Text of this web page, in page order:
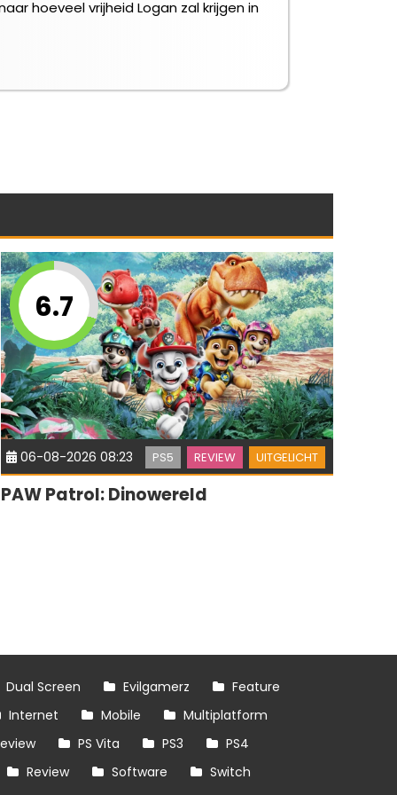
hoeveel vrijheid Logan zal krijgen in
6.7
06-08-2026 08:23 PS5 REVIEW UITGELICHT
PAW Patrol: Dinowereld
Dual Screen Evilgamerz
Feature
Internet Mobile
Multiplatform
PS Vita PS3
PS4
Review Software
Switch